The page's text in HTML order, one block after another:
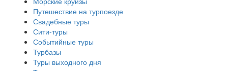
Путешествие на турпоезде
Свадебные туры
Сити-туры
Событийные туры
Турбазы
Туры выходного дня